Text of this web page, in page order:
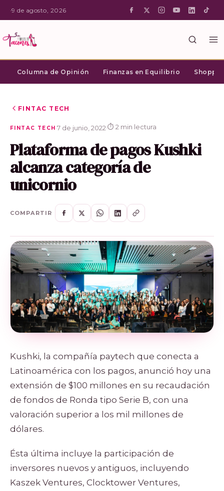
·9 de agosto, 2026
Columna de Opinión Finanzas en Equilibrio
FINTAC TECH
FINTAC TECH·7 de junio, 2022·⏱ 2 min lectura
Plataforma de pagos Kushki
alcanza categoría de
unicornio
COMPARTIR
Kushki, la compañía paytech que conecta a
Latinoamérica con los pagos, anunció hoy una
extensión de $100 millones en su recaudación
de fondos de Ronda tipo Serie B, con una
valoración superior a los mil millones de
dólares.
Ésta última incluye la participación de
inversores nuevos y antiguos, incluyendo
Kaszek Ventures, Clocktower Ventures,